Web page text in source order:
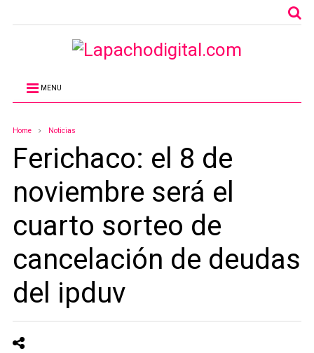
MENU
Home Noticias
Ferichaco: el 8 de
noviembre será el
cuarto sorteo de
cancelación de deudas
del ipduv